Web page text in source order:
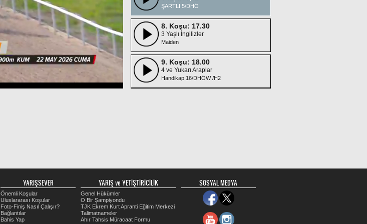
ŞARTLI 5/DHÖ
8. Koşu: 17.30
3 Yaşlı İngilizler
Maiden
9. Koşu: 18.00
4 ve Yukarı Araplar
Handikap 16/DHÖW /H2
YARIŞSEVER
Önemli Koşular
Uluslararası Koşular
Foto-Finiş Nasıl Çalışır?
Bağlantılar
Bahis Yap
YARIŞ ve YETİŞTİRİCİLİK
Genel Hükümler
O Bir Şampiyondu
TJK Ekrem Kurt Apranti Eğitim Merkezi
Talimatnameler
Ahır Tahsis Müracaat Formu
SOSYAL MEDYA